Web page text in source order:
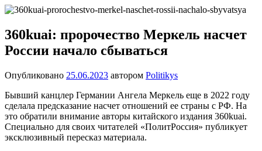
Перейти
содержимому
один
сайт
на
360kuai: пророчество Меркель насчет
России начало сбываться
Опубликовано 25.06.2023 автором Politikys
Бывший канцлер Германии Ангела Меркель еще в 2022 году
сделала предсказание насчет отношений ее страны с РФ. На
это обратили внимание авторы китайского издания 360kuai.
Специально для своих читателей «ПолитРоссия» публикует
эксклюзивный пересказ материала.